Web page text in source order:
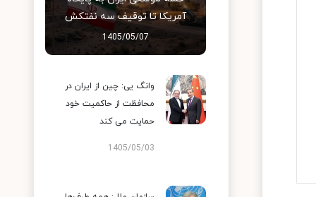
آمریکا تا توقیف سه نفتکش
1405/05/07
وانگ یی: چین از ایران در
محافظت از حاکمیت خود
حمایت می کند
1405/05/03